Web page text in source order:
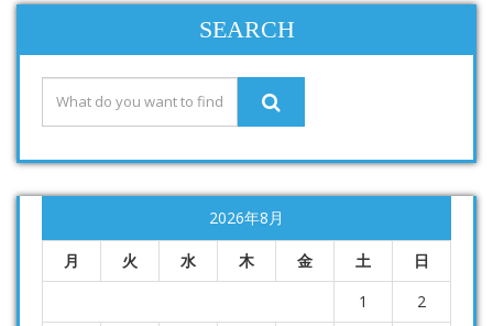
SEARCH
2026年8月
月 火 水 木 金 土
日
1
2